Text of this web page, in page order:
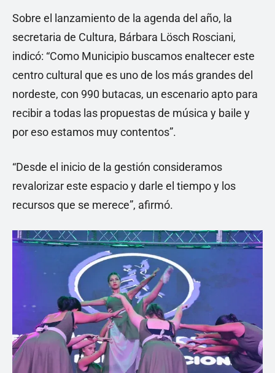
Sobre el lanzamiento de la agenda del año, la
secretaria de Cultura, Bárbara Lösch Rosciani,
indicó: “Como Municipio buscamos enaltecer este
centro cultural que es uno de los más grandes del
nordeste, con 990 butacas, un escenario apto para
recibir a todas las propuestas de música y baile y
por eso estamos muy contentos”.
“Desde el inicio de la gestión consideramos
revalorizar este espacio y darle el tiempo y los
recursos que se merece”, afirmó.